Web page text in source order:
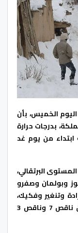
اليوم الخميس، بأن
بدرجات حرارة
19 درجة، وذلك ابتداء من يوم غد
البرتقالي،
وبولمان وصفرو
وتنغير وفكيك،
ستعرف درجات حرارة دنيا تتراوح ما بين ناقص 7 وناقص 3